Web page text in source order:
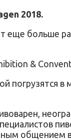
2018.
еще больше
&
погрузятся в
общением